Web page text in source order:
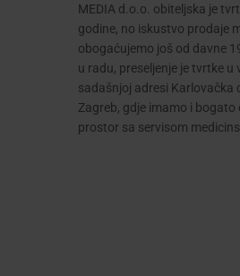
MEDIA d.o.o. obiteljska je
godine, no iskustvo prodaje
obogaćujemo još od davne
u radu, preseljenje je tvrtke
sadašnjoj adresi Karlovačka
Zagreb, gdje imamo i bogato
prostor sa servisom